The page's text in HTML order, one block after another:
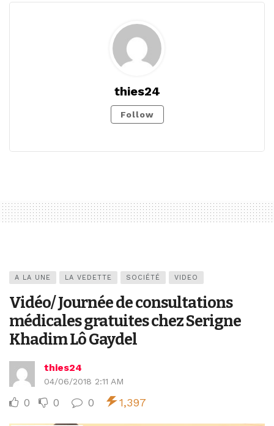
thies24
Follow
A LA UNE LA VEDETTE SOCIÉTÉ VIDEO
Vidéo/ Journée de consultations
médicales gratuites chez Serigne
Khadim Lô Gaydel
thies24
04/06/2018 2:11 AM
0 0 0 1,397